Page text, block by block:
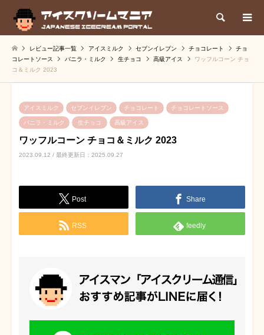
検索
レビュー記事一覧 アイスミルク セブンイレブン チョコレート
チョ
コレートソース
バニラ・ミルク 生チョコ 高級アイス
ワッフルコーン チョ
コ＆ミルク 2023
アイスミルク セブンイレブン チョコレート チョコレートソース
バニラ・ミルク 生チョコ 高級アイス
ワッフルコーン チョコ＆ミルク 2023
2023.09.12 / 最終更新日：2025.09.27
Post Share
RSS feedly